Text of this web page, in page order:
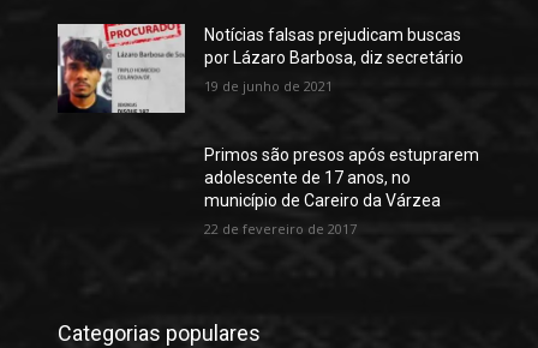
Notícias falsas prejudicam buscas
por Lázaro Barbosa, diz secretário
19 de junho de 2021
Primos são presos após estuprarem
adolescente de 17 anos, no
município de Careiro da Várzea
22 de fevereiro de 2017
Categorias populares